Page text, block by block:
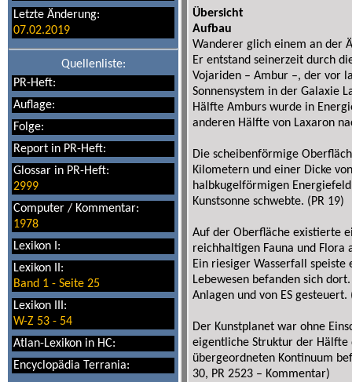
Letzte Änderung:
07.02.2019
Quellenliste:
PR-Heft:
Auflage:
Folge:
Report in PR-Heft:
Glossar in PR-Heft:
2999
Computer / Kommentar:
1978
Lexikon I:
Lexikon II:
Band 1 - Seite 25
Lexikon III:
W-Z 53 - 54
Atlan-Lexikon in HC:
Encyclopädia Terrania:
Übersicht
Aufbau
Wanderer glich einem an der
Er entstand seinerzeit durch
Vojariden – Ambur –, der vor
Sonnensystem in der Galaxie
Hälfte Amburs wurde in
anderen Hälfte von Laxaron
Die scheibenförmige
Kilometern und einer Dicke
halbkugelförmigen
Kunstsonne schwebte. (PR 19)
Auf der Oberfläche existierte
reichhaltigen Fauna und Flora
Ein riesiger Wasserfall speiste
Lebewesen befanden sich
Anlagen und von ES gesteuert.
Der Kunstplanet war ohne
eigentliche Struktur der
übergeordneten Kontinuum
30, PR 2523 – Kommentar)